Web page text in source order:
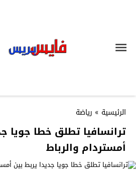
الرئيسية » رياضة
ترانسافيا تطلق خطا جويا
أمستردام والرباط